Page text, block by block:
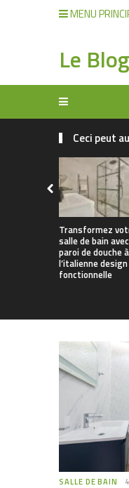
MENU
Le
Ceci peut
Transformez
salle de bain
paroi de douche à
l’italienne
fonctionnelle
SALLE DE BAIN